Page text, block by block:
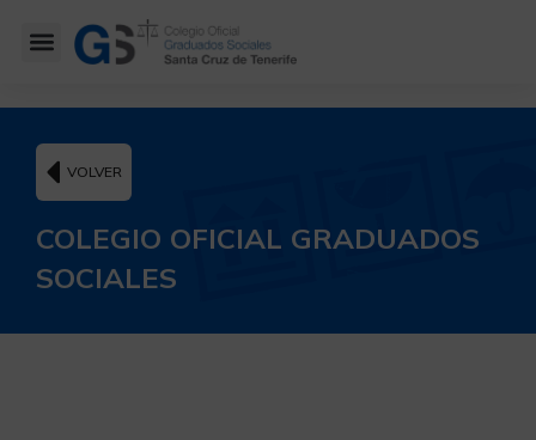
VOLVER
COLEGIO OFICIAL GRADUADOS
SOCIALES